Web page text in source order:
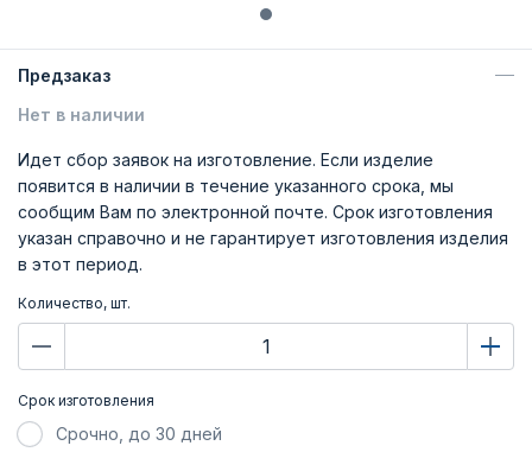
Предзаказ
Нет в наличии
Идет сбор заявок на изготовление. Если изделие
появится в наличии в течение указанного срока, мы
сообщим Вам по электронной почте. Срок изготовления
указан справочно и не гарантирует изготовления изделия
в этот период.
Количество, шт.
Срок изготовления
Срочно, до 30 дней